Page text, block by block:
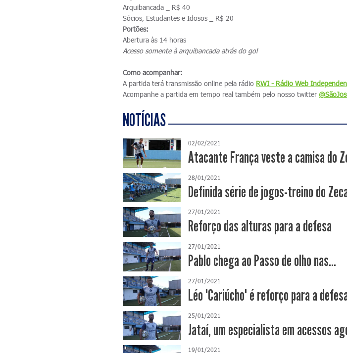
Arquibancada _ R$ 40
Sócios, Estudantes e Idosos _ R$ 20
Portões:
Abertura às 14 horas
Acesso somente à arquibancada atrás do gol
Como acompanhar:
A partida terá transmissão online pela rádio RWI - Rádio Web
Acompanhe a partida em tempo real também pelo nosso twitter
NOTÍCIAS
02/02/2021
Atacante França veste a camisa do
28/01/2021
Definida série de jogos-treino do
27/01/2021
Reforço das alturas para a defesa
27/01/2021
Pablo chega ao Passo de olho nas...
27/01/2021
Léo "Cariúcho" é reforço para a
25/01/2021
Jataí, um especialista em acessos
19/01/2021